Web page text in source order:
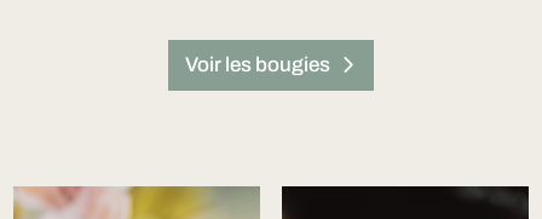
Voir les bougies